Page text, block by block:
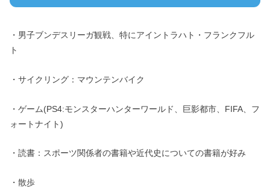
・男子ブンデスリーガ観戦、特にアイントラハト・フランクフル
ト
・サイクリング：マウンテンバイク
・ゲーム(PS4:モンスターハンターワールド、巨影都市、FIFA、フ
ォートナイト)
・読書：スポーツ関係者の書籍や近代史についての書籍が好み
・散歩